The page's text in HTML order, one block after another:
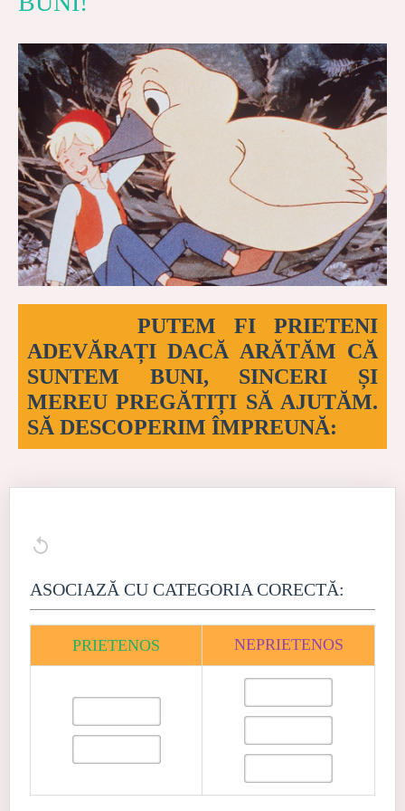
mare prieten?
gâscan?
➔Cine vorbește blând și
civilizat, dar privirea,
gesturile și intonația
trădează intențiile rele?
PUTEM FI PRIETENI
ADEVĂRAȚI DACĂ ARĂTĂM CĂ
SUNTEM BUNI, SINCERI ȘI
MEREU PREGĂTIȚI SĂ AJUTĂM.
SĂ DESCOPERIM ÎMPREUNĂ:
ASOCIAZĂ CU CATEGORIA CORECTĂ:
PRIETENOS NEPRIETENOS